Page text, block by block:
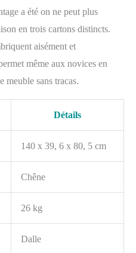
a été on ne peut plus
en trois cartons distincts.
aisément et
même aux novices en
meuble sans tracas.
Détails
140 x 39, 6 x 80, 5 cm
Chêne
26 kg
Dalle